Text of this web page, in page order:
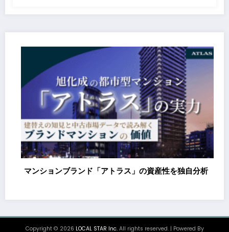
独自分析
が支えるブランド価値